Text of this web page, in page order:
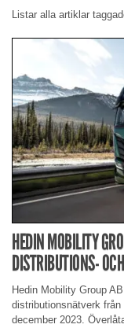
Listar alla artiklar
HEDIN MOBILITY
DISTRIBUTIONS-
Hedin Mobility Group
distributionsnätverk
december 2023.